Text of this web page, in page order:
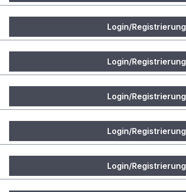
Login/Registrierung
Login/Registrierung
Login/Registrierung
Login/Registrierung
Login/Registrierung